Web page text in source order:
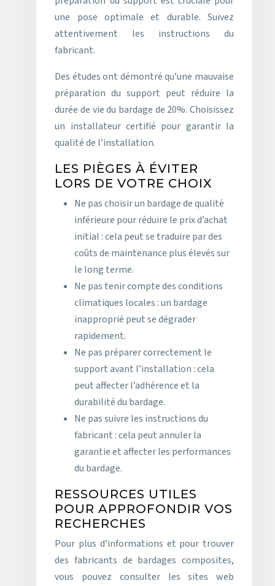
une pose optimale et durable. Suivez
attentivement les instructions du
fabricant.
Des études ont démontré qu’une mauvaise
préparation du support peut réduire la
durée de vie du bardage de 20%. Choisissez
un installateur certifié pour garantir la
qualité de l’installation.
LES PIÈGES À ÉVITER
LORS DE VOTRE CHOIX
Ne pas choisir un bardage de qualité
inférieure pour réduire le prix d’achat
initial : cela peut se traduire par des
coûts de maintenance plus élevés sur
le long terme.
Ne pas tenir compte des conditions
climatiques locales : un bardage
inapproprié peut se dégrader
rapidement.
Ne pas préparer correctement le
support avant l’installation : cela
peut affecter l’adhérence et la
durabilité du bardage.
Ne pas suivre les instructions du
fabricant : cela peut annuler la
garantie et affecter les performances
du bardage.
RESSOURCES UTILES
POUR APPROFONDIR VOS
RECHERCHES
Pour plus d’informations et pour trouver
des fabricants de bardages composites,
vous pouvez consulter les sites web